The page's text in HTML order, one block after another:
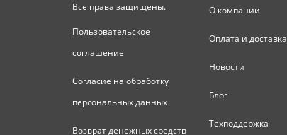
Все права защищены.
Пользовательское
соглашение
Согласие на обработку
персональных данных
Возврат денежных средств
О компании
Оплата и доставка
Новости
Блог
Техподдержка